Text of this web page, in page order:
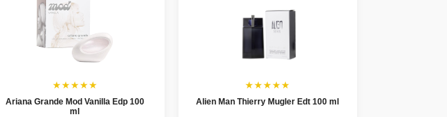
★★★★★
Ariana Grande Mod Vanilla Edp 100
ml
★★★★★
Alien Man Thierry Mugler Edt 100 ml